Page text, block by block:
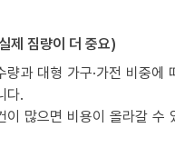
제 짐량이 더 중요)
량과 대형 가구·가전 비중에
다.
이 많으면 비용이 올라갈 수